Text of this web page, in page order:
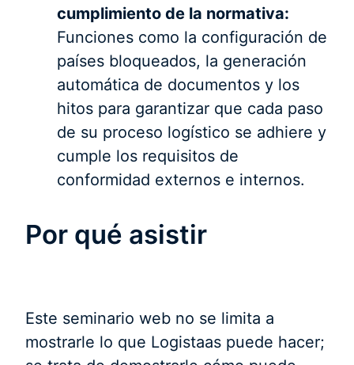
cumplimiento de la normativa:
Funciones como la configuración de
países bloqueados, la generación
automática de documentos y los
hitos para garantizar que cada paso
de su proceso logístico se adhiere y
cumple los requisitos de
conformidad externos e internos.
Por qué asistir
Este seminario web no se limita a
mostrarle lo que Logistaas puede hacer;